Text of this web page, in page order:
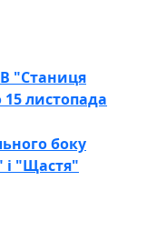
"Станиця
листопада
боку
і "Щастя"